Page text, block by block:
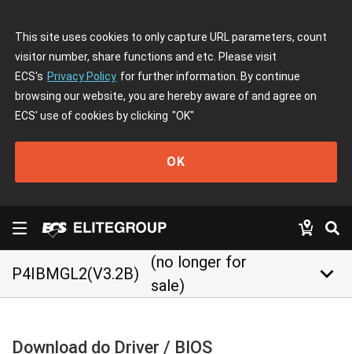
This site uses cookies to only capture URL parameters, count
visitor number, share functions and etc. Please visit
ECS's Privacy Policy for further information. By continue
browsing our website, you are hereby aware of and agree on
ECS' use of cookies by clicking "OK"
OK
P4IBMGL2(V3.2B)
(no longer for
sale)
keyboard_arrow_down
Download do Driver / BIOS